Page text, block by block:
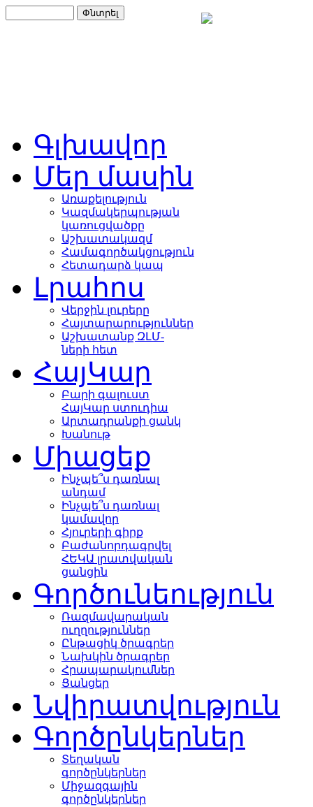
Գլխավոր
Մեր մասին
Առաքելություն
Կազմակերպության
կառուցվածքը
Աշխատակազմ
Համագործակցություն
Հետադարձ կապ
Լրահոս
Վերջին լուրերը
Հայտարարություններ
Աշխատանք ԶԼՄ-
ների հետ
ՀայԿար
Բարի գալուստ
ՀայԿար ստուդիա
Արտադրանքի ցանկ
Խանութ
Միացեք
Ինչպե՞ս դառնալ
անդամ
Ինչպե՞ս դառնալ
կամավոր
Հյուրերի գիրք
Բաժանորդագրվել
ՀԵԿԱ լրատվական
ցանցին
Գործունեություն
Ռազմավարական
ուղղություններ
Ընթացիկ ծրագրեր
Նախկին ծրագրեր
Հրապարակումներ
Ցանցեր
Նվիրատվություն
Գործընկերներ
Տեղական
գործընկերներ
Միջազգային
գործընկերներ